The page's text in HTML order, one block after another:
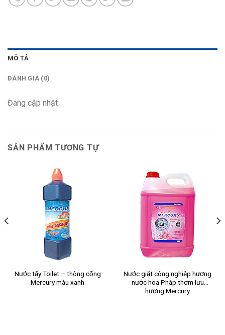
MÔ TẢ
ĐÁNH GIÁ (0)
Đang cập nhật
SẢN PHẨM TƯƠNG TỰ
Nước tẩy Toilet – thông cống
Mercury màu xanh
Nước giặt công nghiệp hương
nước hoa Pháp thơm lưu
hương Mercury